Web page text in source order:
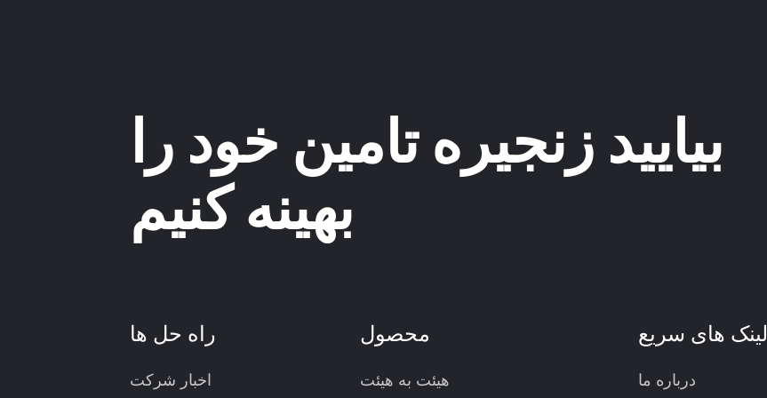
بیایید زنجیره تامین خود را
بهینه کنیم
راه حل ها
اخبار شرکت
محصول
هیئت به هیئت
لینک های سریع
درباره ما